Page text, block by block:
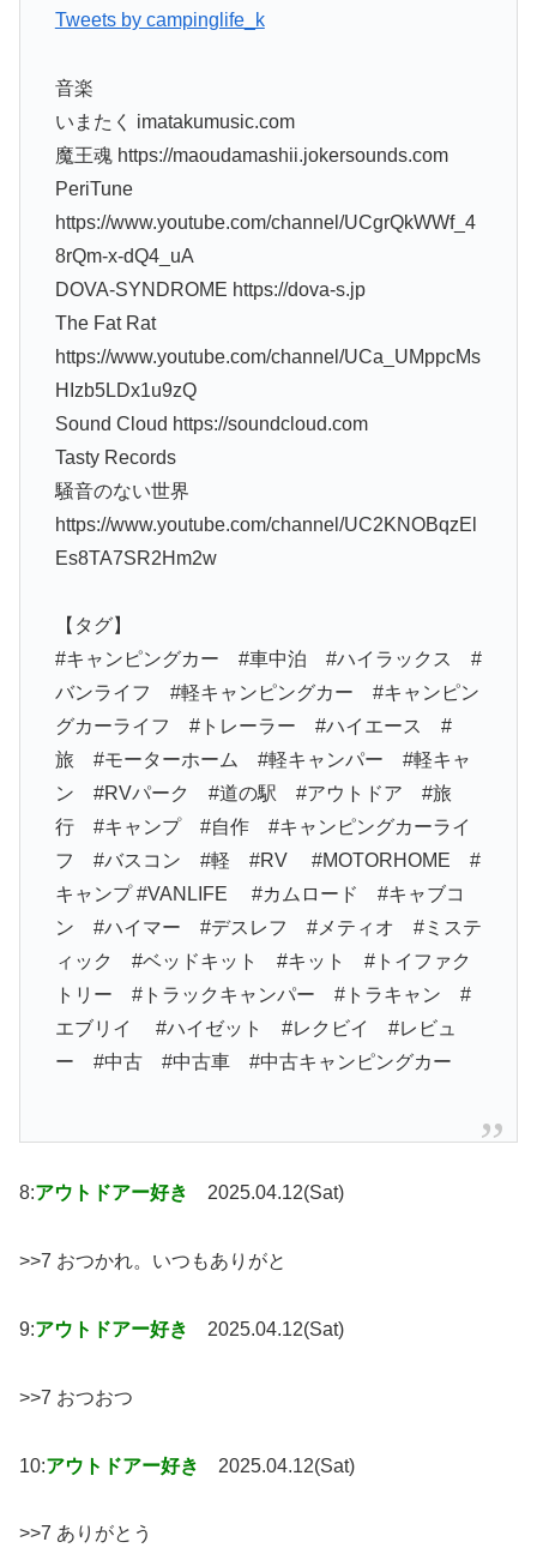
Tweets by campinglife_k
音楽
いまたく imatakumusic.com
魔王魂 https://maoudamashii.jokersounds.com
PeriTune
https://www.youtube.com/channel/UCgrQkWWf_4
8rQm-x-dQ4_uA
DOVA-SYNDROME https://dova-s.jp
The Fat Rat
https://www.youtube.com/channel/UCa_UMppcMs
HIzb5LDx1u9zQ
Sound Cloud https://soundcloud.com
Tasty Records
騒音のない世界
https://www.youtube.com/channel/UC2KNOBqzEl
Es8TA7SR2Hm2w
【タグ】
#キャンピングカー #車中泊 #ハイラックス #
バンライフ #軽キャンピングカー #キャンピン
グカーライフ #トレーラー #ハイエース #
旅 #モーターホーム #軽キャンパー #軽キャ
ン #RVパーク #道の駅 #アウトドア #旅
行 #キャンプ #自作 #キャンピングカーライ
フ #バスコン #軽 #RV #MOTORHOME #
キャンプ #VANLIFE #カムロード #キャブコ
ン #ハイマー #デスレフ #メティオ #ミステ
ィック #ベッドキット #キット #トイファク
トリー #トラックキャンパー #トラキャン #
エブリイ #ハイゼット #レクビイ #レビュ
ー #中古 #中古車 #中古キャンピングカー
8:アウトドアー好き 2025.04.12(Sat)
>>7 おつかれ。いつもありがと
9:アウトドアー好き 2025.04.12(Sat)
>>7 おつおつ
10:アウトドアー好き 2025.04.12(Sat)
>>7 ありがとう